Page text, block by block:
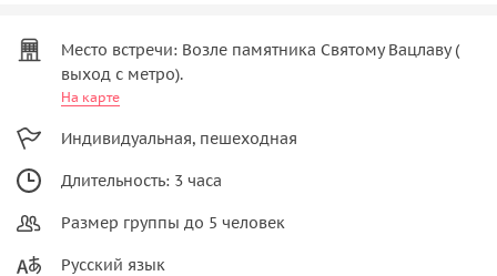
Место встречи: Возле памятника Святому Вацлаву (
выход с метро).
На карте
Индивидуальная, пешеходная
Длительность: 3 часа
Размер группы до 5 человек
Русский язык